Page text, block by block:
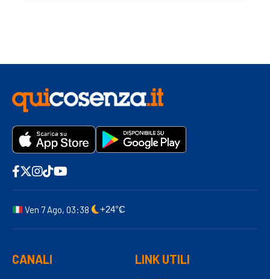
Ven 7 Ago, 03:38 +24°C
CANALI LINK UTILI